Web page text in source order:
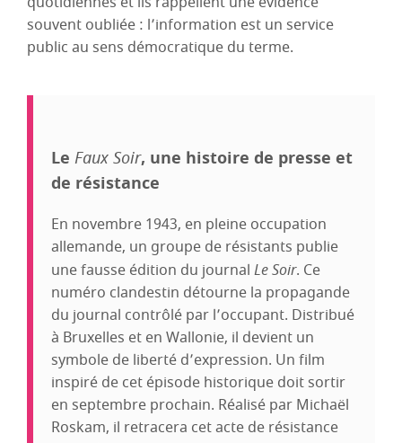
souvent oubliée : l’information est un service
public au sens démocratique du terme.
Le Faux Soir, une histoire de presse et
de résistance
En novembre 1943, en pleine occupation
allemande, un groupe de résistants publie
une fausse édition du journal Le Soir. Ce
numéro clandestin détourne la propagande
du journal contrôlé par l’occupant. Distribué
à Bruxelles et en Wallonie, il devient un
symbole de liberté d’expression. Un film
inspiré de cet épisode historique doit sortir
en septembre prochain. Réalisé par Michaël
Roskam, il retracera cet acte de résistance